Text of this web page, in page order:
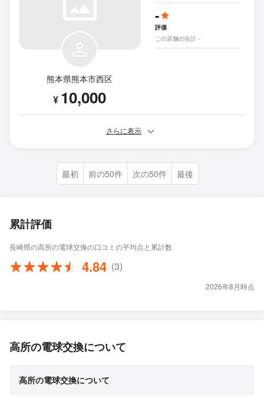
熊本県熊本市西区
¥ 10,000
-
評価
この店舗の合計 -
さらに表示
最初 前の50件 次の50件 最後
累計評価
長崎県の高所の電球交換の口コミの平均点と累計数
4.84 (3)
2026年8月時点
高所の電球交換について
高所の電球交換について